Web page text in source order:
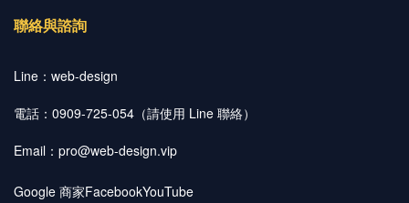
聯絡與諮詢
Line： web-design
電話：0909-725-054（請使用 Line 聯絡）
Email： pro@web-design.vip
Google 商家FacebookYouTube